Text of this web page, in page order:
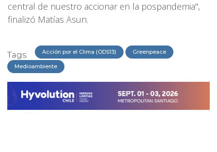
central de nuestro accionar en la pospandemia",
finalizó Matías Asun.
Tags: Acción por el Clima (ODS13) Greenpeace
Medioambiente